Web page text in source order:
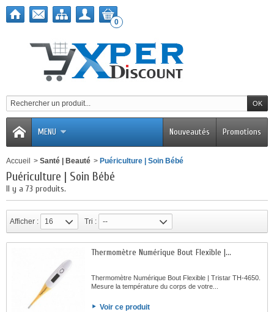
0
MENU Promotions
Nouveautés
Accueil > Santé | Beauté > Puériculture | Soin Bébé
Puériculture | Soin Bébé
Il y a 73 produits.
Afficher : 16 Tri : --
Thermomètre Numérique Bout Flexible |...
Thermomètre Numérique Bout Flexible | Tristar TH-4650.
Mesure la température du corps de votre...
Voir ce produit